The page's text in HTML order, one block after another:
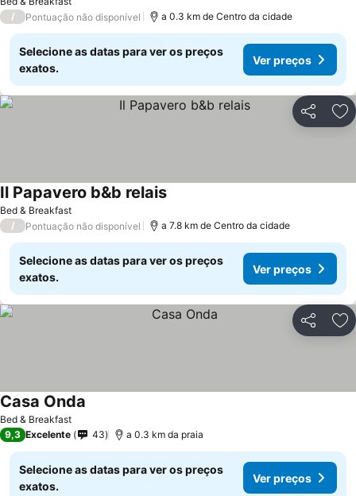
/
Pontuação não disponível a 0.3 km de Centro da cidade
Selecione as datas para ver os preços
exatos.
Ver preços
Partilhar
Bed & Breakfast
Il Papavero b&b relais
/ Pontuação não disponível a 7.8 km de Centro da cidade
Selecione as datas para ver os preços
exatos.
Ver preços
Partilhar
Bed & Breakfast
Casa Onda
9,3 Excelente 43 a 0.3 km da praia
Selecione as datas para ver os preços
exatos.
Ver preços